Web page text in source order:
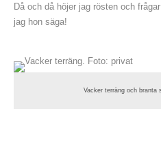
Då och då höjer jag rösten och
jag hon säga!
Vacker terräng och branta